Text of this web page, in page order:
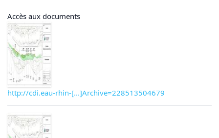
Accès aux documents
http://cdi.eau-rhin-[...]Archive=228513504679